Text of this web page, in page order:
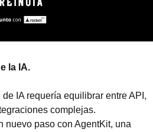
la IA.
IA requería equilibrar entre API,
complejas.
nuevo paso con AgentKit, una